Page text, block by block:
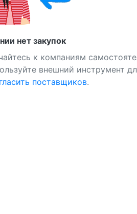
нет закупок
к компаниям
внешний инструмент
поставщиков.